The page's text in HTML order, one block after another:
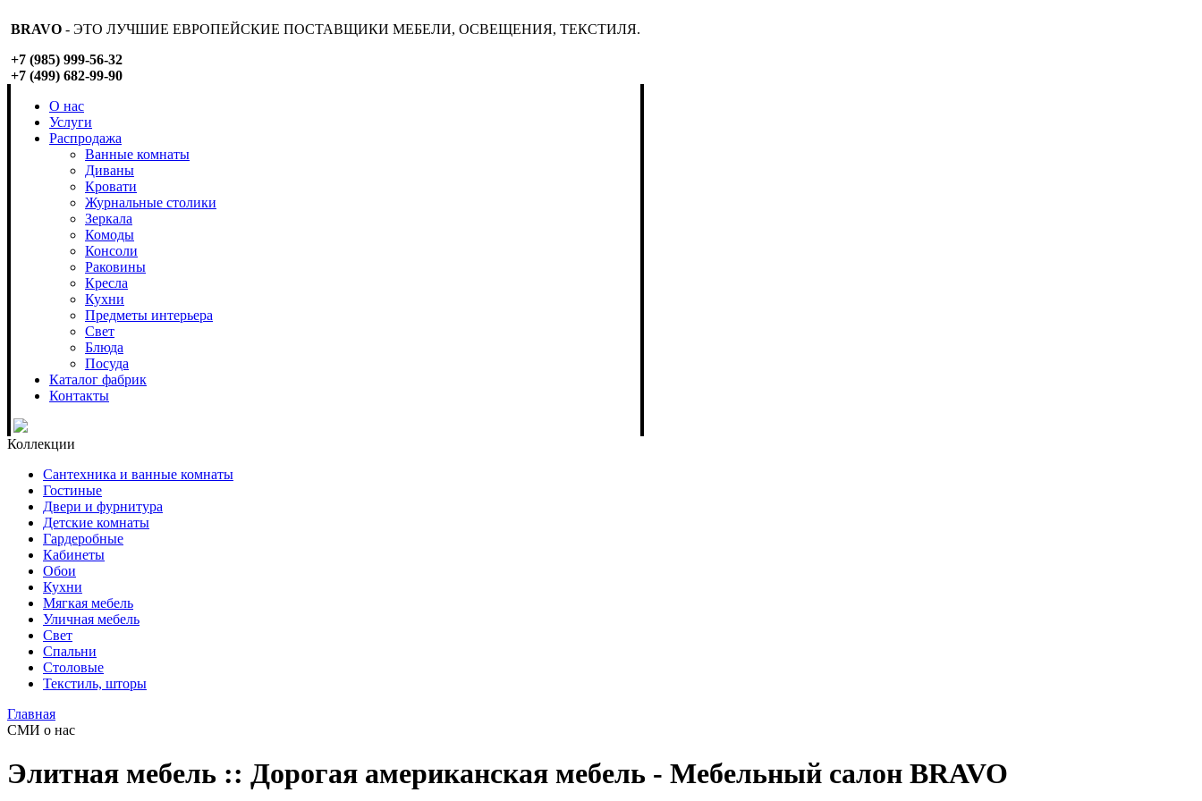
BRAVO - ЭТО ЛУЧШИЕ ЕВРОПЕЙСКИЕ ПОСТАВЩИКИ МЕБЕЛИ, ОСВЕЩЕНИЯ, ТЕКСТИЛЯ.
+7 (985) 999-56-32
+7 (499) 682-99-90
О нас
Услуги
Распродажа
Ванные комнаты
Диваны
Кровати
Журнальные столики
Зеркала
Комоды
Консоли
Раковины
Кресла
Кухни
Предметы интерьера
Свет
Блюда
Посуда
Каталог фабрик
Контакты
Коллекции
Сантехника и ванные комнаты
Гостиные
Двери и фурнитура
Детские комнаты
Гардеробные
Кабинеты
Обои
Кухни
Мягкая мебель
Уличная мебель
Свет
Спальни
Столовые
Текстиль, шторы
Главная
СМИ о нас
Элитная мебель :: Дорогая американская мебель - Мебельный салон BRAVO